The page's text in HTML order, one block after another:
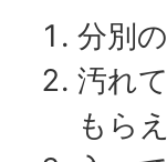
分別
汚れ
もら